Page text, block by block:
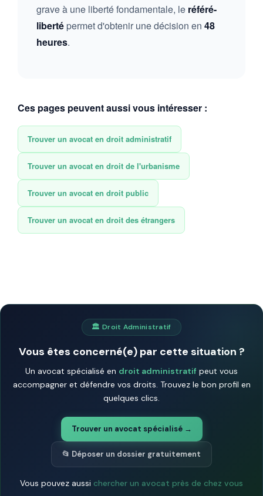
grave à une liberté fondamentale, le référé-
liberté permet d'obtenir une décision en 48
heures.
Ces pages peuvent aussi vous intéresser :
Trouver un avocat en droit administratif
Trouver un avocat en droit de l'urbanisme
Trouver un avocat en droit public
Trouver un avocat en droit des étrangers
🏛️ Droit Administratif
Vous êtes concerné(e) par cette situation ?
Un avocat spécialisé en droit administratif peut vous
accompagner et défendre vos droits. Trouvez le bon profil en
quelques clics.
Trouver un avocat spécialisé →
📂 Déposer un dossier gratuitement
Vous pouvez aussi chercher un avocat près de chez vous